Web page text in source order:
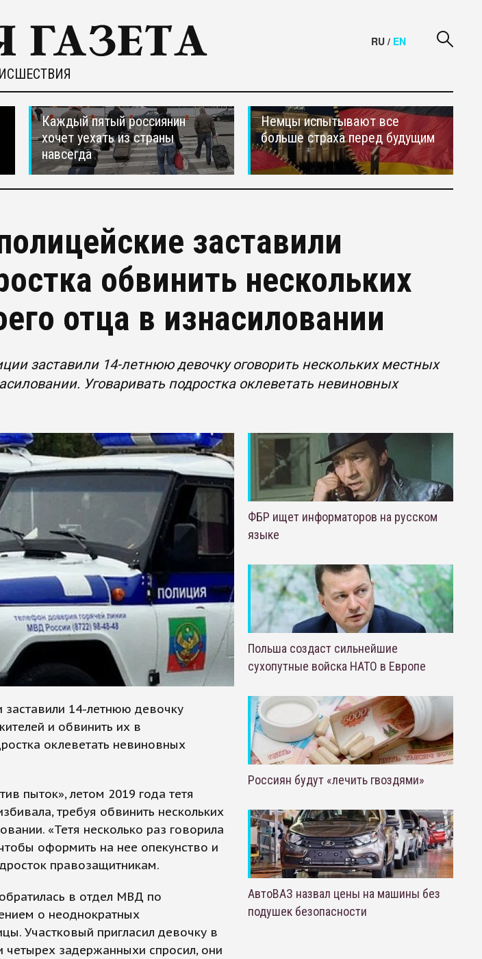
RU / EN
Каждый пятый россиянин
хочет уехать из страны
навсегда
Немцы испытывают все
больше страха перед будущим
заставили
обвинить нескольких
отца в изнасиловании
заставили 14-летнюю девочку оговорить нескольких местных
Уговаривать подростка оклеветать невиновных
заставили 14-летнюю девочку
и обвинить их в
оклеветать невиновных
пыток», летом 2019 года тетя
требуя обвинить нескольких
«Тетя несколько раз говорила
оформить на нее опекунство и
правозащитникам.
в отдел МВД по
о неоднократных
Участковый пригласил девочку в
четырех задержанныхи спросил, они
ФБР ищет информаторов на русском
языке
Польша создаст сильнейшие
сухопутные войска НАТО в Европе
Россиян будут «лечить гвоздями»
АвтоВАЗ назвал цены на машины без
подушек безопасности